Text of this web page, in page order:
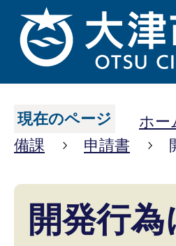
現在のページ ホー
備課
申請書
開発行